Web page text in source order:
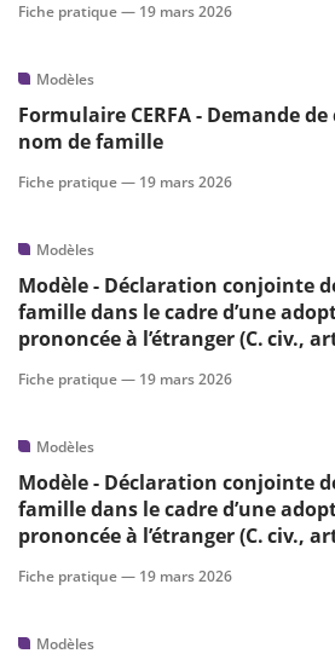
pour statuer, en tenant compte des
Fiche pratique — 19 mars 2026
Modèles
Formulaire CERFA - Demande
nom de famille
Fiche pratique — 19 mars 2026
Modèles
Modèle - Déclaration conjointe
famille dans le cadre d’une
prononcée à l’étranger (C. civ.,
Fiche pratique — 19 mars 2026
Modèles
Modèle - Déclaration conjointe
famille dans le cadre d’une
prononcée à l’étranger (C. civ.,
Fiche pratique — 19 mars 2026
Modèles